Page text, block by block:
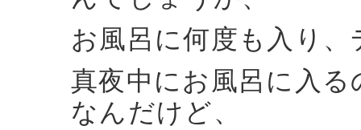
お風呂に何度も入り
真夜中にお風呂に入
なんだけど、